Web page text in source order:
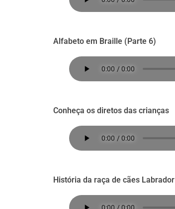
Alfabeto em Braille (Parte 6)
Conheça os diretos das crianças
História da raça de cães Labrador